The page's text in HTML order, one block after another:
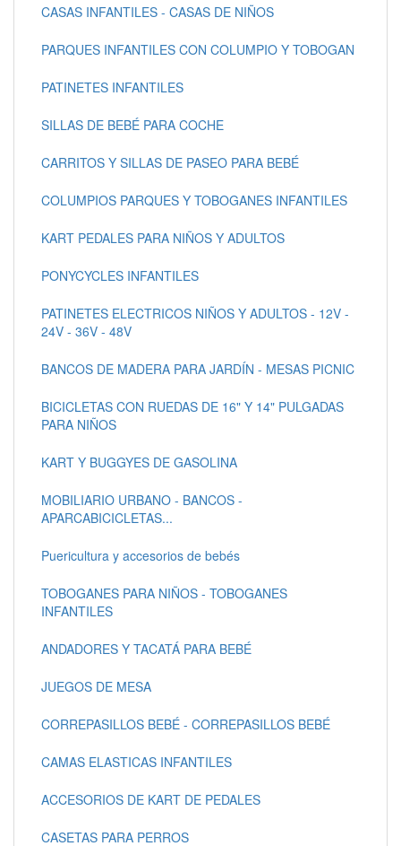
CASAS INFANTILES - CASAS DE NIÑOS
PARQUES INFANTILES CON COLUMPIO Y TOBOGAN
PATINETES INFANTILES
SILLAS DE BEBÉ PARA COCHE
CARRITOS Y SILLAS DE PASEO PARA BEBÉ
COLUMPIOS PARQUES Y TOBOGANES INFANTILES
KART PEDALES PARA NIÑOS Y ADULTOS
PONYCYCLES INFANTILES
PATINETES ELECTRICOS NIÑOS Y ADULTOS - 12V -
24V - 36V - 48V
BANCOS DE MADERA PARA JARDÍN - MESAS PICNIC
BICICLETAS CON RUEDAS DE 16" Y 14" PULGADAS
PARA NIÑOS
KART Y BUGGYES DE GASOLINA
MOBILIARIO URBANO - BANCOS -
APARCABICICLETAS...
Puericultura y accesorios de bebés
TOBOGANES PARA NIÑOS - TOBOGANES
INFANTILES
ANDADORES Y TACATÁ PARA BEBÉ
JUEGOS DE MESA
CORREPASILLOS BEBÉ - CORREPASILLOS BEBÉ
CAMAS ELASTICAS INFANTILES
ACCESORIOS DE KART DE PEDALES
CASETAS PARA PERROS